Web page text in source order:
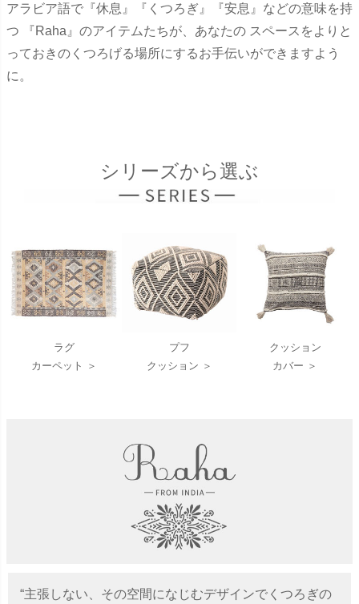
アラビア語で『休息』『くつろぎ』『安息』などの意味を持
つ 『Raha』のアイテムたちが、あなたの スペースをよりと
っておきのくつろげる場所にするお手伝いができますよう
に。
シリーズから選ぶ
ラグ
カーペット ＞
プフ
クッション ＞
クッション
カバー ＞
“主張しない、その空間になじむデザインでくつろぎの